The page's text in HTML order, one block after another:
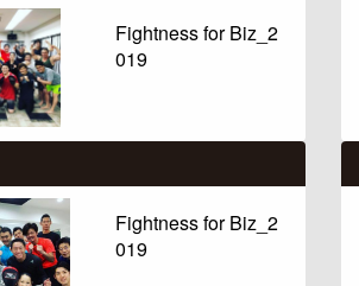
Fightness for Biz_2
019
Fightness for Biz_2
019